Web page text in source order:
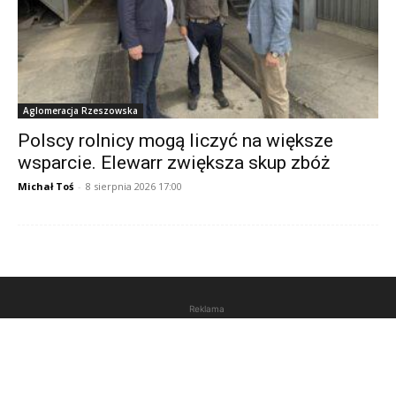
Aglomeracja Rzeszowska
Polscy rolnicy mogą liczyć na większe
wsparcie. Elewarr zwiększa skup zbóż
Michał Toś - 8 sierpnia 2026 17:00
Reklama